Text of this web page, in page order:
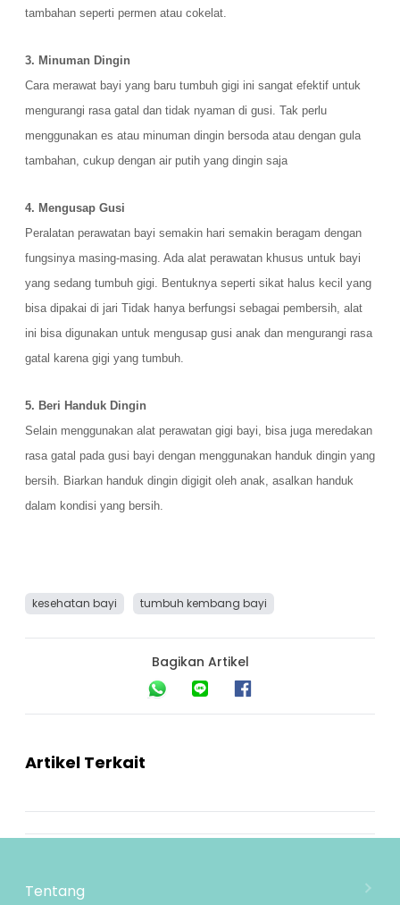
tambahan seperti permen atau cokelat.
3. Minuman Dingin
Cara merawat bayi yang baru tumbuh gigi ini sangat efektif untuk
mengurangi rasa gatal dan tidak nyaman di gusi. Tak perlu
menggunakan es atau minuman dingin bersoda atau dengan gula
tambahan, cukup dengan air putih yang dingin saja
4. Mengusap Gusi
Peralatan perawatan bayi semakin hari semakin beragam dengan
fungsinya masing-masing. Ada alat perawatan khusus untuk bayi
yang sedang tumbuh gigi. Bentuknya seperti sikat halus kecil yang
bisa dipakai di jari Tidak hanya berfungsi sebagai pembersih, alat
ini bisa digunakan untuk mengusap gusi anak dan mengurangi rasa
gatal karena gigi yang tumbuh.
5. Beri Handuk Dingin
Selain menggunakan alat perawatan gigi bayi, bisa juga meredakan
rasa gatal pada gusi bayi dengan menggunakan handuk dingin yang
bersih. Biarkan handuk dingin digigit oleh anak, asalkan handuk
dalam kondisi yang bersih.
kesehatan bayi tumbuh kembang bayi
Bagikan Artikel
Artikel Terkait
Tentang